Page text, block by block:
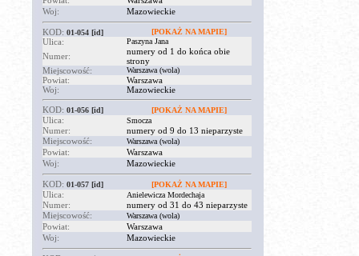
Woj:
Mazowieckie
KOD: 01-054 [id] [POKAŻ NA MAPIE]
Ulica: Paszyna Jana
Numer:
numery od 1 do końca obie
strony
Miejscowość:
Warszawa (wola)
Powiat:
Warszawa
Woj:
Mazowieckie
KOD: 01-056 [id] [POKAŻ NA MAPIE]
Ulica: Smocza
Numer:
numery od 9 do 13 nieparzyste
Miejscowość:
Warszawa (wola)
Powiat:
Warszawa
Woj:
Mazowieckie
KOD: 01-057 [id] [POKAŻ NA MAPIE]
Ulica: Anielewicza Mordechaja
Numer:
numery od 31 do 43 nieparzyste
Miejscowość:
Warszawa (wola)
Powiat:
Warszawa
Woj:
Mazowieckie